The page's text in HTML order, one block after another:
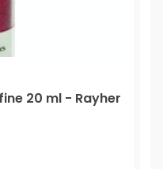
20 ml - Rayher